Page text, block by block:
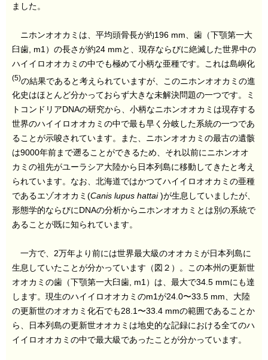
ました。
ニホンオオカミは、平均頭骨長が約196 mm、歯（下顎第一大
臼歯, m1）の長さが約24 mmと、現存ならびに絶滅した世界中の
ハイイロオオカミの中でも極めて小柄な亜種です。これは島嶼化
(5)の結果であると考えられていますが、このニホンオオカミの進
化史はほとんど分かっておらず大きな未解決問題の一つです。ミ
トコンドリアDNAの研究から、小柄なニホンオオカミは現存する
世界のハイイロオオカミの中で最も早く分岐した系統の一つであ
ることが示唆されています。また、ニホンオオカミの最古の遺骸
は9000年前まで遡ることができるため、それ以前にニホンオオ
カミの祖先がユーラシア大陸から日本列島に移動してきたと考え
られています。なお、北海道ではかつてハイイロオオカミの亜種
であるエゾオオカミ(Canis lupus hattai)が生息していましたが、
形態学的ならびにDNAの分析からニホンオオカミとは別の系統で
あることが既に知られています。
一方で、2万年より前には世界最大級のオオカミが日本列島に
生息していたことが分かっています（図２）。この本州の更新世
オオカミの歯（下顎第一大臼歯, m1）は、最大で34.5 mmにも達
します。現生のハイイロオオカミのm1が24.0〜33.5 mm、大陸
の更新世のオオカミ化石でも28.1〜33.4 mmの範囲であることか
ら、日本列島の更新世オオカミは地史的な記録における全てのハ
イイロオオカミの中で最大級であったことが分かっています。